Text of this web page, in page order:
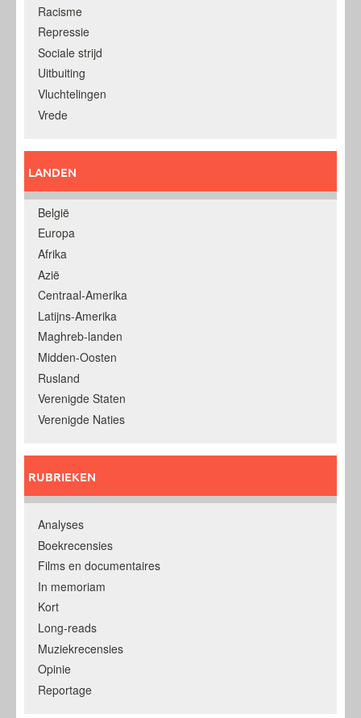
Racisme
Repressie
Sociale strijd
Uitbuiting
Vluchtelingen
Vrede
LANDEN
België
Europa
Afrika
Azië
Centraal-Amerika
Latijns-Amerika
Maghreb-landen
Midden-Oosten
Rusland
Verenigde Staten
Verenigde Naties
RUBRIEKEN
Analyses
Boekrecensies
Films en documentaires
In memoriam
Kort
Long-reads
Muziekrecensies
Opinie
Reportage